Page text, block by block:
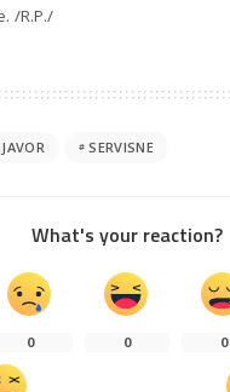
/R.P./
SERVISNE
What's your reaction?
0 0 0